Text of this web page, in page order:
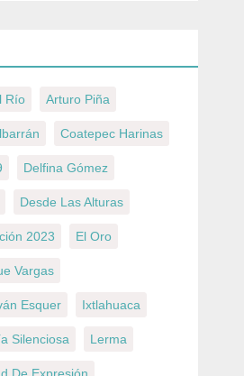
Río Arturo Piña
Coatepec Harinas
Delfina Gómez
Desde Las Alturas
2023 El Oro
Vargas
Esquer Ixtlahuaca
Silenciosa Lerma